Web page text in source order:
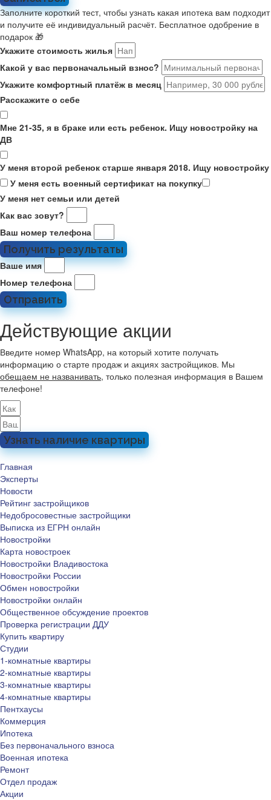
Заполните короткий тест, чтобы узнать какая ипотека вам подходит
и получите её индивидуальный расчёт. Бесплатное одобрение в
подарок 🎁
Укажите стоимость жилья
Какой у вас первоначальный взнос?
Укажите комфортный платёж в месяц
Расскажите о себе
Мне 21-35, я в браке или есть ребенок. Ищу новостройку на
ДВ
У меня второй ребенок старше января 2018. Ищу новостройку
У меня есть военный сертификат на покупку
У меня нет семьи или детей
Как вас зовут?
Ваш номер телефона
Получить результаты
Ваше имя
Номер телефона
Отправить
Действующие акции
Введите номер WhatsApp, на который хотите получать
информацию о старте продаж и акциях застройщиков. Мы
обещаем не названивать, только полезная информация в Вашем
телефоне!
Узнать наличие квартиры
Главная
Эксперты
Новости
Рейтинг застройщиков
Недобросовестные застройщики
Выписка из ЕГРН онлайн
Новостройки
Карта новостроек
Новостройки Владивостока
Новостройки России
Обмен новостройки
Новостройки онлайн
Общественное обсуждение проектов
Проверка регистрации ДДУ
Купить квартиру
Студии
1-комнатные квартиры
2-комнатные квартиры
3-комнатные квартиры
4-комнатные квартиры
Пентхаусы
Коммерция
Ипотека
Без первоначального взноса
Военная ипотека
Ремонт
Отдел продаж
Акции